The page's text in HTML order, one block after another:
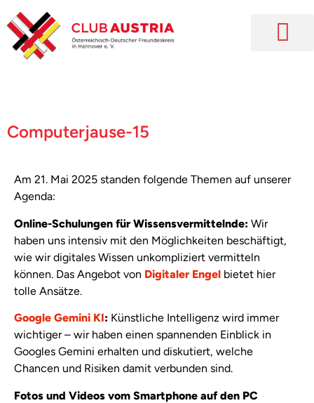
Computerjause-15
Am 21. Mai 2025 standen folgende Themen auf unserer
Agenda:
Online-Schulungen für Wissensvermittelnde: Wir
haben uns intensiv mit den Möglichkeiten beschäftigt,
wie wir digitales Wissen unkompliziert vermitteln
können. Das Angebot von Digitaler Engel bietet hier
tolle Ansätze.
Google Gemini KI: Künstliche Intelligenz wird immer
wichtiger – wir haben einen spannenden Einblick in
Googles Gemini erhalten und diskutiert, welche
Chancen und Risiken damit verbunden sind.
Fotos und Videos vom Smartphone auf den PC